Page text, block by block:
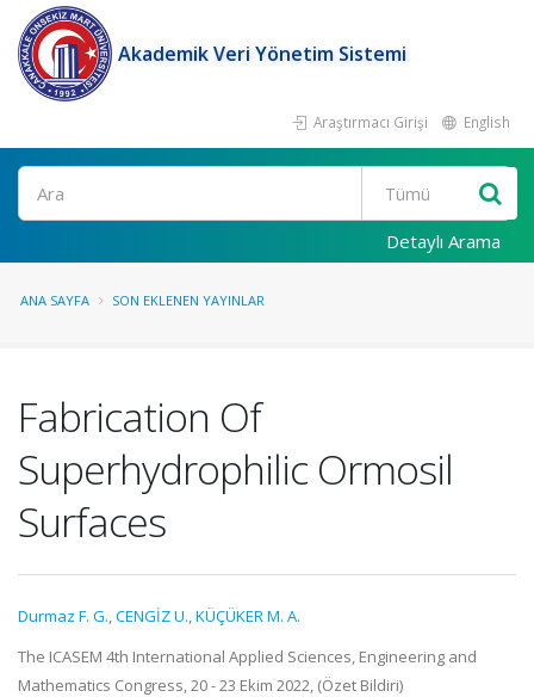
Akademik Veri Yönetim Sistemi
Araştırmacı Girişi English
Ara
Detaylı Arama
ANA SAYFA SON EKLENEN YAYINLAR
Fabrication Of
Superhydrophilic Ormosil
Surfaces
Durmaz F. G.,CENGİZ U.,KÜÇÜKER M. A.
The ICASEM 4th International Applied Sciences, Engineering and
Mathematics Congress, 20 - 23 Ekim 2022, (Özet Bildiri)